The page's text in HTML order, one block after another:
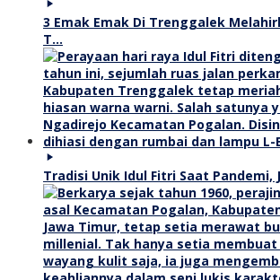
3 Emak Emak Di Trenggalek
T…
Tradisi Unik Idul Fitri Saat Pandemi,